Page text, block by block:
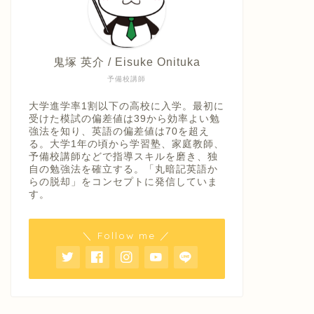
予備校講師
鬼塚 英介 / Eisuke Onituka
大学進学率1割以下の高校に入学。最初に
受けた模試の偏差値は39から効率よい勉
強法を知り、英語の偏差値は70を超え
る。大学1年の頃から学習塾、家庭教師、
予備校講師などで指導スキルを磨き、独
自の勉強法を確立する。「丸暗記英語か
らの脱却」をコンセプトに発信していま
す。
＼ Follow me ／